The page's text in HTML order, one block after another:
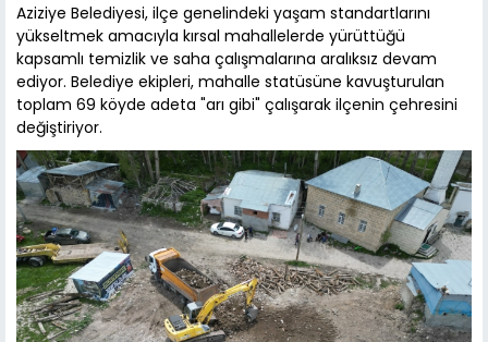
Aziziye Belediyesi, ilçe genelindeki yaşam standartlarını
yükseltmek amacıyla kırsal mahallelerde yürüttüğü
kapsamlı temizlik ve saha çalışmalarına aralıksız devam
ediyor. Belediye ekipleri, mahalle statüsüne kavuşturulan
toplam 69 köyde adeta "arı gibi" çalışarak ilçenin çehresini
değiştiriyor.